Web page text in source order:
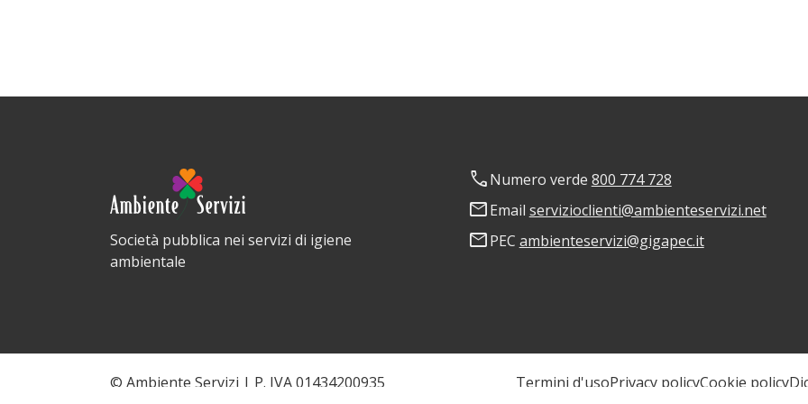
Società pubblica nei servizi di igiene
ambientale
phoneNumero verde 800 774 728
mailEmail servizioclienti@ambienteservizi.net
mailPEC ambienteservizi@gigapec.it
© Ambiente Servizi | P. IVA 01434200935 Termini d'usoPrivacy policyCookie policy